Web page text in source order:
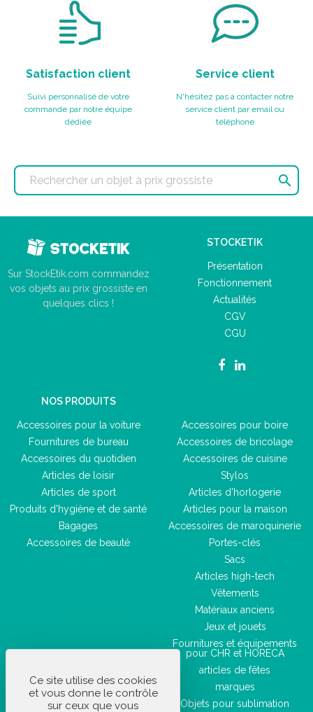
Satisfaction client
Suivi personnalisé de votre
commande par notre équipe
dédiée
Service client
N'hésitez pas à contacter notre
service client par email ou
téléphone

Sur StockEtik.com commandez
vos objets au prix grossiste en
quelques clics !
STOCKETIK
Présentation
Fonctionnement
Actualités
CGV
CGU
NOS PRODUITS
Accessoires pour la voiture
Fournitures de bureau
Accessoires du quotidien
Articles de loisir
Articles de sport
Produits d'hygiène et de santé
Bagages
Accessoires de beauté
Accessoires pour boire
Accessoires de bricolage
Accessoires de cuisine
Stylos
Articles d'horlogerie
Articles pour la maison
Accessoires de maroquinerie
Portes-clés
Sacs
Articles high-tech
Vêtements
Matériaux anciens
Jeux et jouets
Fournitures et équipements
pour CHR et HORECA
articles de fêtes
marques
Objets pour sublimation
Ce site utilise des cookies
et vous donne le contrôle
sur ceux que vous